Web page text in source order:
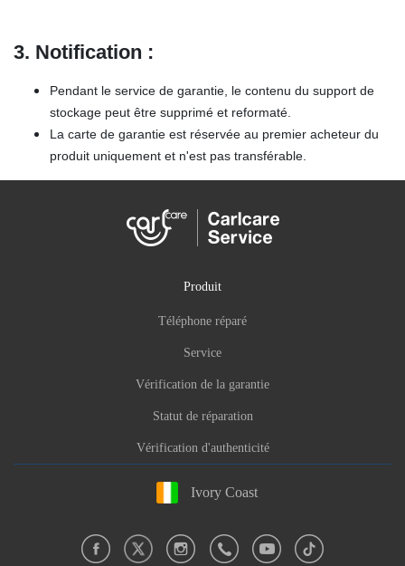
3. Notification :
Pendant le service de garantie, le contenu du support de
stockage peut être supprimé et reformaté.
La carte de garantie est réservée au premier acheteur du
produit uniquement et n'est pas transférable.
Produit
Téléphone réparé
Service
Vérification de la garantie
Statut de réparation
Vérification d'authenticité
Ivory Coast